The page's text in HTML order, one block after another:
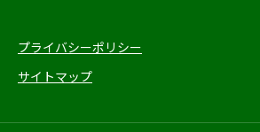
プライバシーポリシー
サイトマップ